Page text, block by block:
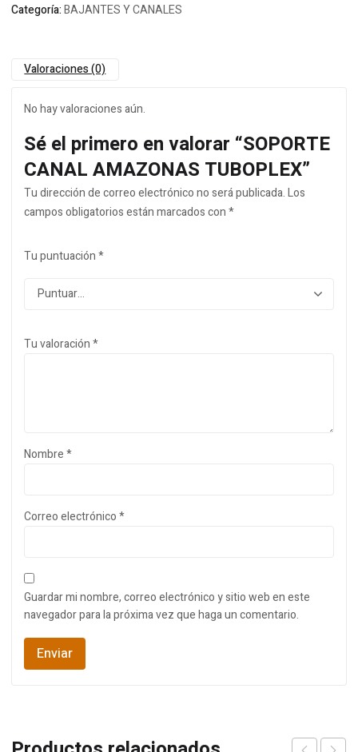
Categoría:BAJANTES Y CANALES
Valoraciones (0)
No hay valoraciones aún.
Sé el primero en valorar “SOPORTE
CANAL AMAZONAS TUBOPLEX”
Tu dirección de correo electrónico no será publicada.Los
campos obligatorios están marcados con*
Tu puntuación*
Tu valoración*
Nombre*
Correo electrónico*
Guardar mi nombre, correo electrónico y sitio web en este
navegador para la próxima vez que haga un comentario.